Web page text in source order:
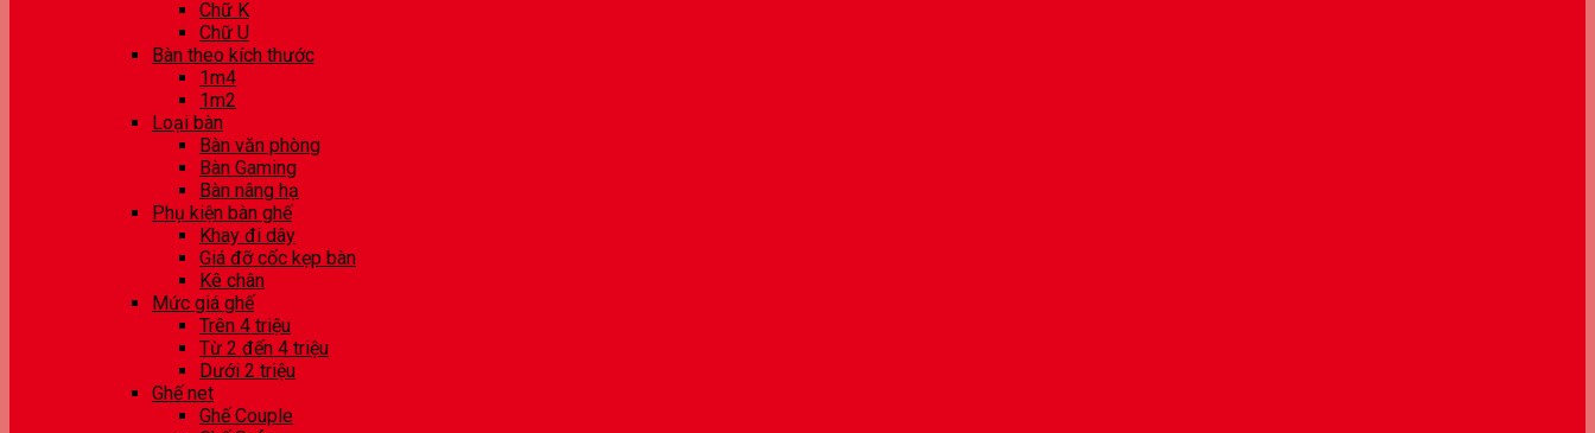
Chữ K
Chữ U
Bàn theo kích thước
1m4
1m2
Loại bàn
Bàn văn phòng
Bàn Gaming
Bàn nâng hạ
Phụ kiện bàn ghế
Khay đi dây
Giá đỡ cốc kẹp bàn
Kê chân
Mức giá ghế
Trên 4 triệu
Từ 2 đến 4 triệu
Dưới 2 triệu
Ghế net
Ghế Couple